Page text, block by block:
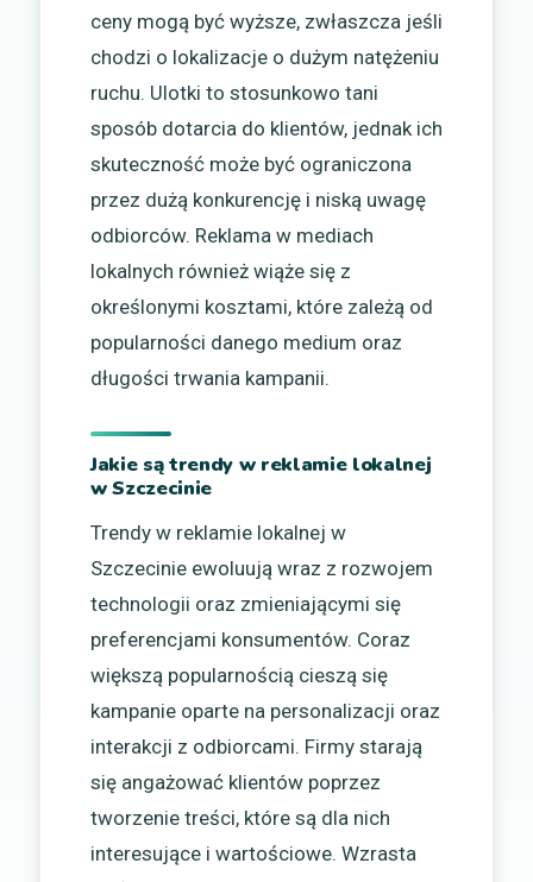
ceny mogą być wyższe, zwłaszcza jeśli
chodzi o lokalizacje o dużym natężeniu
ruchu. Ulotki to stosunkowo tani
sposób dotarcia do klientów, jednak ich
skuteczność może być ograniczona
przez dużą konkurencję i niską uwagę
odbiorców. Reklama w mediach
lokalnych również wiąże się z
określonymi kosztami, które zależą od
popularności danego medium oraz
długości trwania kampanii.
Jakie są trendy w reklamie lokalnej
w Szczecinie
Trendy w reklamie lokalnej w
Szczecinie ewoluują wraz z rozwojem
technologii oraz zmieniającymi się
preferencjami konsumentów. Coraz
większą popularnością cieszą się
kampanie oparte na personalizacji oraz
interakcji z odbiorcami. Firmy starają
się angażować klientów poprzez
tworzenie treści, które są dla nich
interesujące i wartościowe. Wzrasta